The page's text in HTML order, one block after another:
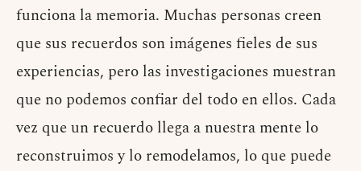
funciona la memoria. Muchas personas creen
que sus recuerdos son imágenes fieles de sus
experiencias, pero las investigaciones muestran
que no podemos confiar del todo en ellos. Cada
vez que un recuerdo llega a nuestra mente lo
reconstruimos y lo remodelamos, lo que puede